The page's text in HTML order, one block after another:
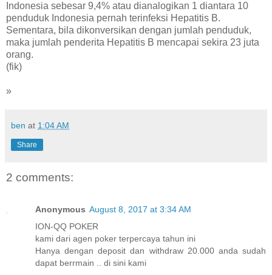
Indonesia sebesar 9,4% atau dianalogikan 1 diantara 10
penduduk Indonesia pernah terinfeksi Hepatitis B.
Sementara, bila dikonversikan dengan jumlah penduduk,
maka jumlah penderita Hepatitis B mencapai sekira 23 juta
orang.
(fik)
»
ben at 1:04 AM
Share
2 comments:
Anonymous August 8, 2017 at 3:34 AM
ION-QQ POKER
kami dari agen poker terpercaya tahun ini
Hanya dengan deposit dan withdraw 20.000 anda sudah
dapat berrmain .. di sini kami